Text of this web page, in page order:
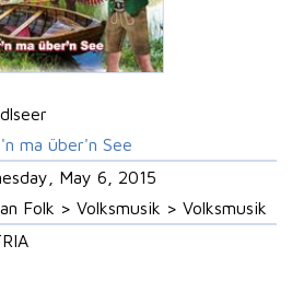
ma über'n See
May 6, 2015
Folk > Volksmusik > Volksmusik